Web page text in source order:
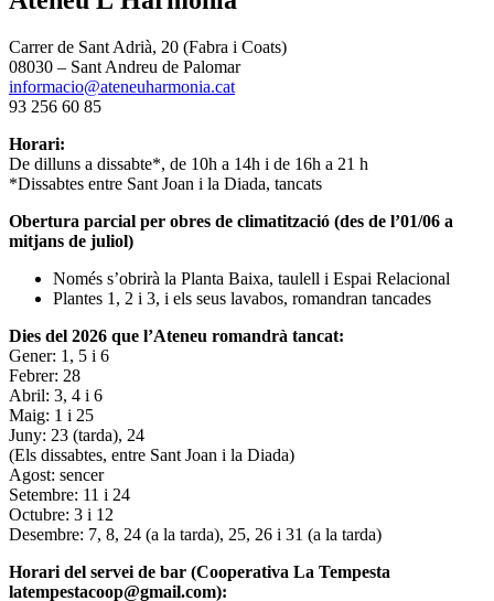
Carrer de Sant Adrià, 20 (Fabra i Coats)
08030 – Sant Andreu de Palomar
informacio@ateneuharmonia.cat
93 256 60 85
Horari:
De dilluns a dissabte*, de 10h a 14h i de 16h a 21 h
*Dissabtes entre Sant Joan i la Diada, tancats
Obertura parcial per obres de climatització (des de l’01/06 a
mitjans de juliol)
Només s’obrirà la Planta Baixa, taulell i Espai Relacional
Plantes 1, 2 i 3, i els seus lavabos, romandran tancades
Dies del 2026 que l’Ateneu romandrà tancat:
Gener: 1, 5 i 6
Febrer: 28
Abril: 3, 4 i 6
Maig: 1 i 25
Juny: 23 (tarda), 24
(Els dissabtes, entre Sant Joan i la Diada)
Agost: sencer
Setembre: 11 i 24
Octubre: 3 i 12
Desembre: 7, 8, 24 (a la tarda), 25, 26 i 31 (a la tarda)
Horari del servei de bar (Cooperativa La Tempesta
latempestacoop@gmail.com):